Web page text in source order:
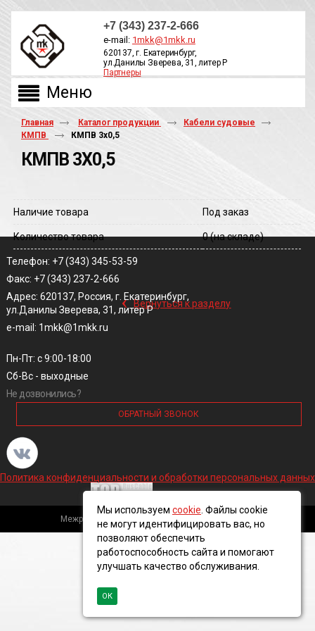
+7 (343) 237-2-666
e-mail: 1mkk@1mkk.ru
620137, г. Екатеринбург,
ул.Данилы Зверева, 31, литер Р
Партнеры
Главная Каталог продукции
Кабели судовые
КМПВ
КМПВ 3х0,5
КМПВ 3Х0,5
Наличие товара Под заказ
Количество товара 0(на складе)
‹ Вернуться к разделу
Телефон: +7 (343) 345-53-59
Факс: +7 (343) 237-2-666
Адрес: 620137, Россия, г. Екатеринбург,
ул.Данилы Зверева, 31, литер Р
e-mail: 1mkk@1mkk.ru
Пн-Пт: с 9:00-18:00
Сб-Вс - выходные
Не дозвонились?
ОБРАТНЫЙ ЗВОНОК
Политика конфиденциальности и обработки персональных данных
Межрегиональная кабельная компания, 2016 ©
Мы используем cookie . Файлы cookie
не могут идентифицировать вас, но
позволяют обеспечить
работоспособность сайта и помогают
улучшать качество обслуживания.
ОК